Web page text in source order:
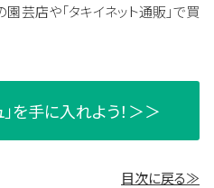
「タキイネット通販」で買
を手に入れよう！＞＞
目次に戻る≫